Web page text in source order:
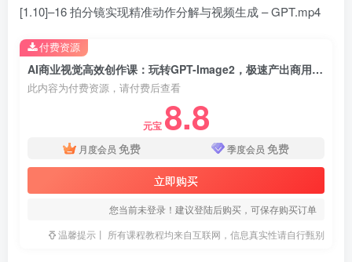
[1.10]–16 拍分镜实现精准动作分解与视频生成 – GPT.mp4
AI商业视觉高效创作课：玩转GPT-Image2，极速产出商用大片摆脱手动修图
此内容为付费资源，请付费后查看
元宝 8.8
月度会员 免费 季度会员 免费
立即购买
您当前未登录！建议登陆后购买，可保存购买订单
温馨提示丨 所有课程教程均来自互联网，信息真实性请自行甄别
付费资源